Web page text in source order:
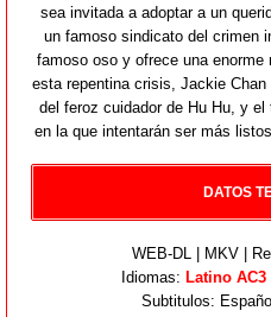
sea invitada a adoptar a un
un famoso sindicato del crimen
famoso oso y ofrece una
esta repentina crisis, Jackie
del feroz cuidador de Hu Hu, y
en la que intentarán ser más
DATOS
WEB-DL | MKV |
Idiomas: Latino AC3
Subtitulos: